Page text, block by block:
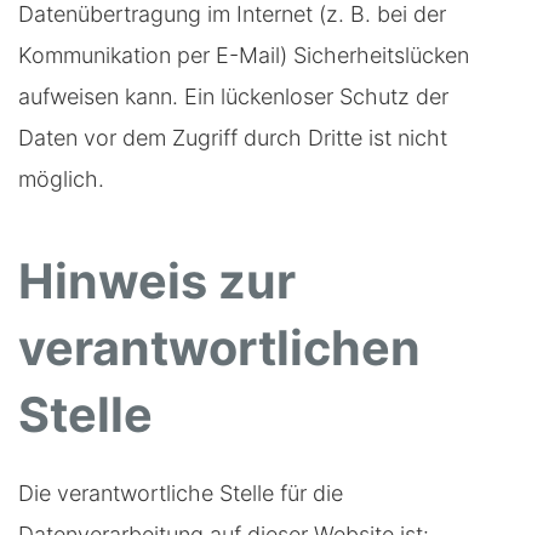
Datenübertragung im Internet (z. B. bei der
Kommunikation per E-Mail) Sicherheitslücken
aufweisen kann. Ein lückenloser Schutz der
Daten vor dem Zugriff durch Dritte ist nicht
möglich.
Hinweis zur
verantwortlichen
Stelle
Die verantwortliche Stelle für die